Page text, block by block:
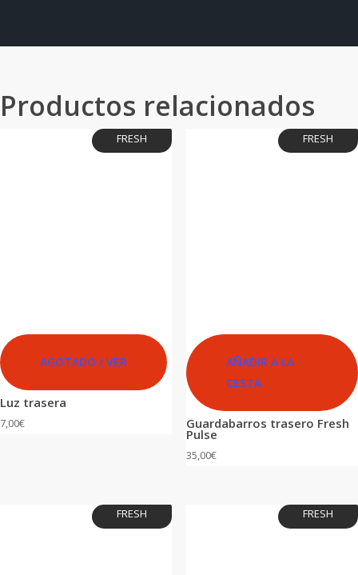
Productos relacionados
FRESH
AGOTADO / VER
Luz trasera
7,00€
FRESH
AÑADIR A LA
CESTA
Guardabarros trasero Fresh
Pulse
35,00€
FRESH FRESH